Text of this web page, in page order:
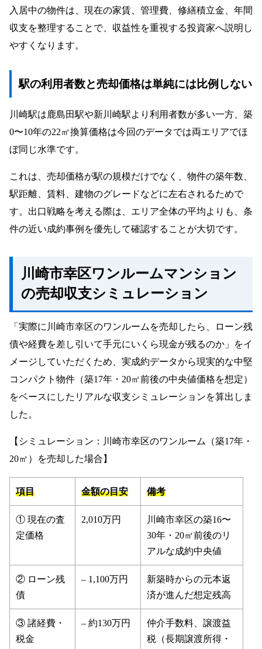
入居中の物件は、現在の家賃、管理費、修繕積立金、年間
収支を整理することで、収益性を重視する投資家へ説明し
やすくなります。
駅の利用者数と売却価格は単純には比例しない
川崎駅は鹿島田駅や新川崎駅より利用者数が多い一方、築
0〜10年の22㎡換算価格は今回のデータでは両エリアでほ
ぼ同じ水準です。
これは、売却価格が駅の規模だけでなく、物件の築年数、
駅距離、賃料、建物のグレードなどに左右されるためで
す。出口戦略を考える際は、エリア全体の平均よりも、条
件の近い成約事例を優先して確認することが大切です。
川崎市幸区ワンルームマンション
の売却収支シミュレーション
「実際に川崎市幸区のワンルームを売却したら、ローン残
債や経費を差し引いて手元にいくら現金が残るのか」をイ
メージしていただくため、実成約データから現実的な中堅
コンパクト物件（築17年・20㎡前後の中央値価格を想定）
をベースにしたリアルな収支シミュレーションを算出しま
した。
【シミュレーション：川崎市幸区のワンルーム（築17年・
20㎡）を売却した場合】
項目 金額の目安 備考
① 現在の査
定価格
2,010万円
川崎市幸区の築16〜
30年・20㎡前後のリ
アルな成約中央値
② ローン残
債
– 1,100万円
新築時からの元本返
済が進んだ想定残高
③ 諸経費・
税金
– 約130万円
仲介手数料、譲渡益
税（長期譲渡所得・